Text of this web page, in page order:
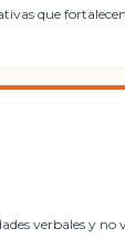
que
verbales y